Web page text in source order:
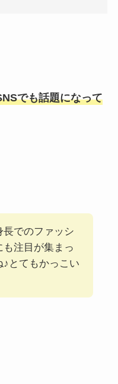
でも話題になって
長でのファッシ
も注目が集まっ
とてもかっこい